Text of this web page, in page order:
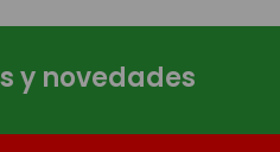
y novedades